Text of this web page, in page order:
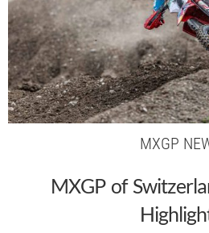
MXGP
MXGP of